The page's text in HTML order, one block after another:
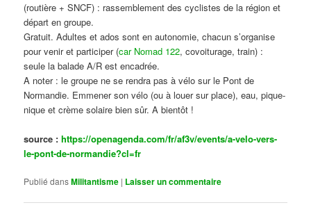
(routière + SNCF) : rassemblement des cyclistes de la région et
départ en groupe.
Gratuit. Adultes et ados sont en autonomie, chacun s’organise
pour venir et participer (car Nomad 122, covoiturage, train) :
seule la balade A/R est encadrée.
A noter : le groupe ne se rendra pas à vélo sur le Pont de
Normandie. Emmener son vélo (ou à louer sur place), eau, pique-
nique et crème solaire bien sûr. A bientôt !
source :https://openagenda.com/fr/af3v/events/a-velo-vers-
le-pont-de-normandie?cl=fr
Publié dansMilitantisme | Laisser un commentaire